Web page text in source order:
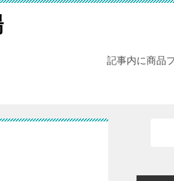
記事内に商品